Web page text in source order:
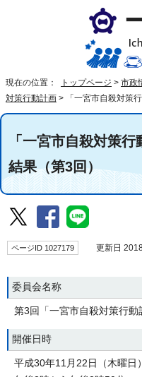
現在の位置： トップページ > 市政
対策行動計画 > 「一宮市自殺対策
「一宮市自殺対策
結果（第3回）
ページID 1027179 更新日 2018
委員会名称
第3回「一宮市自殺対策行動
開催日時
平成30年11月22日（木曜日）